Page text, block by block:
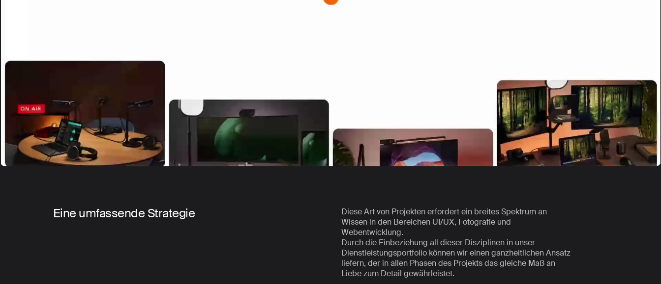
Eine umfassende Strategie
Diese Art von Projekten erfordert ein breites Spektrum an
Wissen in den Bereichen UI/UX, Fotografie und
Webentwicklung.
Durch die Einbeziehung all dieser Disziplinen in unser
Dienstleistungsportfolio können wir einen ganzheitlichen Ansatz
liefern, der in allen Phasen des Projekts das gleiche Maß an
Liebe zum Detail gewährleistet.